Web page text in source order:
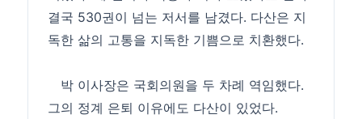
결국 530권이 넘는 저서를 남겼다. 다산은 지
독한 삶의 고통을 지독한 기쁨으로 치환했다.
박 이사장은 국회의원을 두 차례 역임했다.
그의 정계 은퇴 이유에도 다산이 있었다.